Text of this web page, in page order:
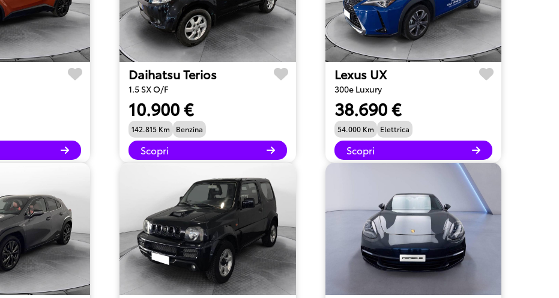
Daihatsu Terios
1.5 SX O/F
10.900 €
142.815 Km Benzina
Scopri
Lexus UX
300e Luxury
38.690 €
54.000 Km Elettrica
Scopri